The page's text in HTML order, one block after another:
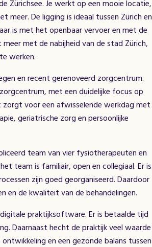
Zürichsee. Je werkt op een mooie locatie,
meer. De ligging is ideaal tussen Zürich en
is met het openbaar vervoer en met de
met de nabijheid van de stad Zürich,
werken.
en recent gerenoveerd zorgcentrum.
met een duidelijke focus op
voor een afwisselende werkdag met
geriatrische zorg en persoonlijke
team van vier fysiotherapeuten en
team is familiair, open en collegiaal. Er is
zijn goed georganiseerd. Daardoor
en de kwaliteit van de behandelingen.
praktijksoftware. Er is betaalde tijd
Daarnaast hecht de praktijk veel waarde
en een gezonde balans tussen